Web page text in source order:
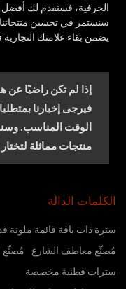
الحرفية، فسنقدم لك
سنستمر في تحسين
يضمن بقاء علامتك
إذا لم تكن راضيًا عن
فيرجى إخبارنا
الوقت المناسب.
منتجات مماثلة لتختار
الكلمات الدالة
سترة ذات ياقة قائمة ملونة
مُصنِّع معاطف الشارع
مُصنِّع
سترات قطنية مخصصة